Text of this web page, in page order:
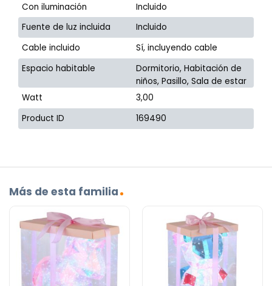
Con iluminación
Incluido
Fuente de luz incluida
Incluido
Cable incluido
Sí, incluyendo cable
Espacio habitable
Dormitorio, Habitación de
niños, Pasillo, Sala de estar
Watt
3,00
Product ID
169490
Más de esta familia